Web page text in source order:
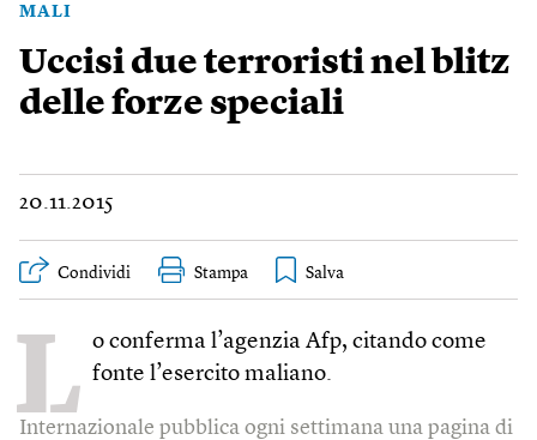
MALI
Uccisi due terroristi nel blitz
delle forze speciali
20.11.2015
Condividi Stampa
L o conferma l’agenzia Afp, citando come
fonte l’esercito maliano.
Internazionale pubblica ogni settimana una pagina di